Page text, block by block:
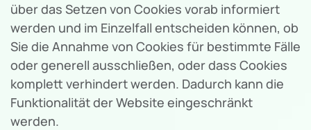
über das Setzen von Cookies vorab informiert
werden und im Einzelfall entscheiden können, ob
Sie die Annahme von Cookies für bestimmte Fälle
oder generell ausschließen, oder dass Cookies
komplett verhindert werden. Dadurch kann die
Funktionalität der Website eingeschränkt
werden.